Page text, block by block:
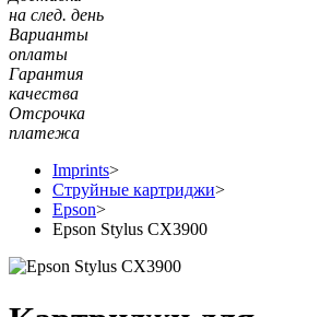
на след. день
Варианты
оплаты
Гарантия
качества
Отсрочка
платежа
Imprints>
Струйные картриджи>
Epson>
Epson Stylus CX3900